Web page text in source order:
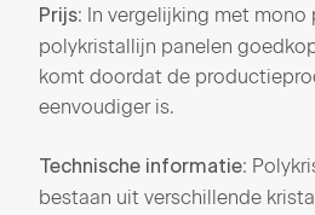
Prijs: In vergelijking met mono
polykristallijn panelen
komt doordat de
eenvoudiger is.
Technische informatie:
bestaan uit verschillende